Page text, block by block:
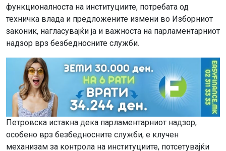
функционалноста на институциите, потребата од
техничка влада и предложените измени во Изборниот
законик, нагласувајќи ја и важноста на парламентарниот
надзор врз безбедносните служби.
Петровска истакна дека парламентарниот надзор,
особено врз безбедносните служби, е клучен
механизам за контрола на институциите, потсетувајќи